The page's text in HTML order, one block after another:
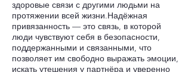
здоровые связи с другими людьми на
протяжении всей жизни.Надёжная
привязанность — это связь, в которой
люди чувствуют себя в безопасности,
поддержанными и связанными, что
позволяет им свободно выражать эмоции,
искать утешения у партнёра и уверенно